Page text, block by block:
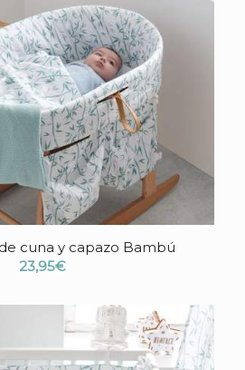
cuna y capazo Bambú
23,95€